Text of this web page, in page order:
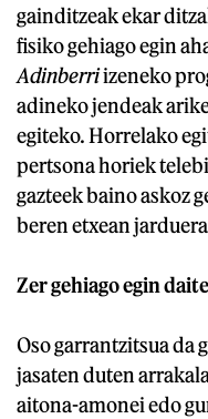
gainditzeak ekar
fisiko gehiago egin
Adinberriizeneko
adineko jendeak
egiteko. Horrelako
pertsona horiek
gazteek baino askoz
beren etxean
Zer gehiago egin
Oso garrantzitsua da
jasaten duten
aitona-amonei edo